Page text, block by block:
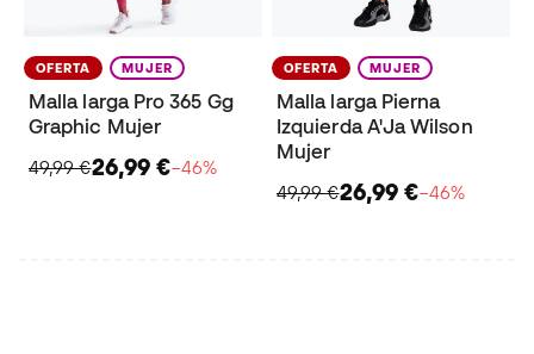
OFERTA MUJER
Malla larga Pro 365 Gg
Graphic Mujer
49,99 €26,99 €−46%
OFERTA MUJER
Malla larga Pierna
Izquierda A'Ja Wilson
Mujer
49,99 €26,99 €−46%